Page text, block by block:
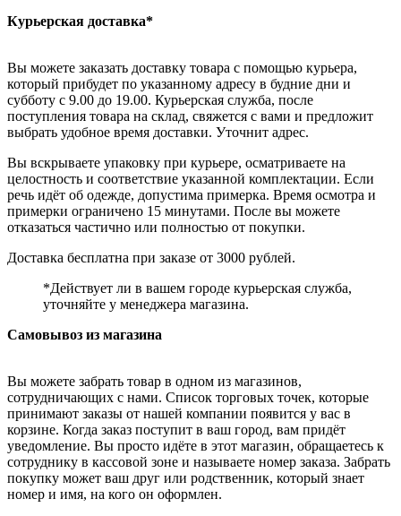
Курьерская доставка*
Вы можете заказать доставку товара с помощью курьера,
который прибудет по указанному адресу в будние дни и
субботу с 9.00 до 19.00. Курьерская служба, после
поступления товара на склад, свяжется с вами и предложит
выбрать удобное время доставки. Уточнит адрес.
Вы вскрываете упаковку при курьере, осматриваете на
целостность и соответствие указанной комплектации. Если
речь идёт об одежде, допустима примерка. Время осмотра и
примерки ограничено 15 минутами. После вы можете
отказаться частично или полностью от покупки.
Доставка бесплатна при заказе от 3000 рублей.
*Действует ли в вашем городе курьерская служба,
уточняйте у менеджера магазина.
Самовывоз из магазина
Вы можете забрать товар в одном из магазинов,
сотрудничающих с нами. Список торговых точек, которые
принимают заказы от нашей компании появится у вас в
корзине. Когда заказ поступит в ваш город, вам придёт
уведомление. Вы просто идёте в этот магазин, обращаетесь к
сотруднику в кассовой зоне и называете номер заказа. Забрать
покупку может ваш друг или родственник, который знает
номер и имя, на кого он оформлен.